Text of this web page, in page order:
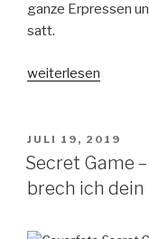
ganze Erpressen
satt.
„Beautiful
Gefährliche
Sehnsucht“
weiterlesen
VERÖFFENTLICHT
AM
JULI 19, 2019
Secret Game
brech ich dein